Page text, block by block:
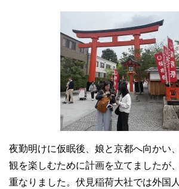
夜勤明けに仮眠後、娘と京都へ向かい
観を楽しむために計画を立てましたが
重なりました。伏見稲荷大社では外国